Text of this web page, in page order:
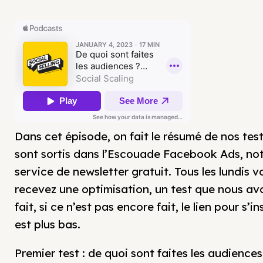
Dans cet épisode, on fait le résumé de nos
sont sortis dans l’Escouade Facebook Ads,
service de newsletter gratuit. Tous les lundis
recevez une optimisation, un test que nous
fait, si ce n’est pas encore fait, le lien pour
est plus bas.
Premier test : de quoi sont faites les